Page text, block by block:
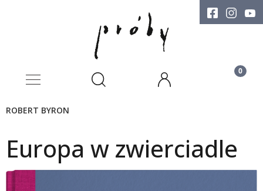
ROBERT BYRON
Europa w zwierciadle